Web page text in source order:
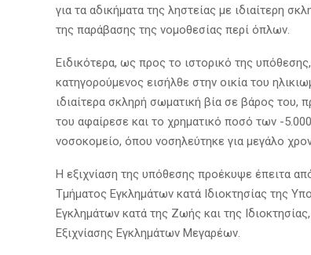
για τα αδικήματα της ληστείας με ιδιαίτερη
της παράβασης της νομοθεσίας περί όπλων.
Ειδικότερα, ως προς το ιστορικό της
κατηγορούμενος εισήλθε στην οικία του
ιδιαίτερα σκληρή σωματική βία σε βάρος
του αφαίρεσε και το χρηματικό ποσό των -
νοσοκομείο, όπου νοσηλεύτηκε για μεγάλο
Η εξιχνίαση της υπόθεσης προέκυψε έπειτα
Τμήματος Εγκλημάτων κατά Ιδιοκτησίας της
Εγκλημάτων κατά της Ζωής και της
Εξιχνίασης Εγκλημάτων Μεγαρέων.